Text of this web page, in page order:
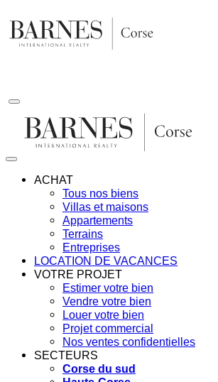
au
contenu
ACHAT
Tous nos biens
Villas et maisons
Appartements
Terrains
Entreprises
LOCATION DE VACANCES
VOTRE PROJET
Estimer votre bien
Vendre votre bien
Louer votre bien
Projet commercial
Nos ventes confidentielles
SECTEURS
Corse du sud